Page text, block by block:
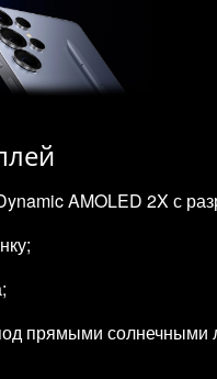
AMOLED 2X с
прямыми солнечными